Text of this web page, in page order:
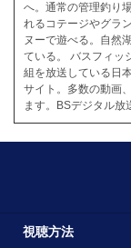
へ。通常の管理釣り
れるコテージやグラ
ヌーで遊べる。自然
ている。 バスフィッ
組を放送している日
サイト。多数の動画
ます。BSデジタル放
視聴方法